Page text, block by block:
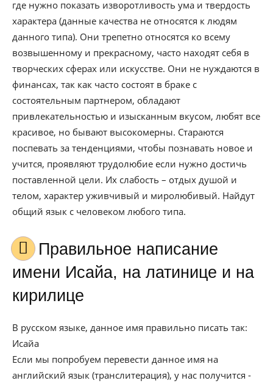
где нужно показать изворотливость ума и твердость
характера (данные качества не относятся к людям
данного типа). Они трепетно относятся ко всему
возвышенному и прекрасному, часто находят себя в
творческих сферах или искусстве. Они не нуждаются в
финансах, так как часто состоят в браке с
состоятельным партнером, обладают
привлекательностью и изысканным вкусом, любят все
красивое, но бывают высокомерны. Стараются
поспевать за тенденциями, чтобы познавать новое и
учится, проявляют трудолюбие если нужно достичь
поставленной цели. Их слабость – отдых душой и
телом, характер уживчивый и миролюбивый. Найдут
общий язык с человеком любого типа.
Правильное написание
имени Исайа, на латинице и на
кирилице
В русском языке, данное имя правильно писать так:
Исайа
Если мы попробуем перевести данное имя на
английский язык (транслитерация), у нас получится -